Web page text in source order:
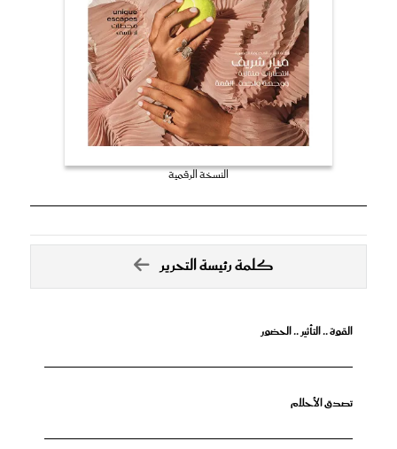
النسخة الرقمية
كلمة رئيسة التحرير
القوة .. التأثير .. الحضور
تصدق الأحلام